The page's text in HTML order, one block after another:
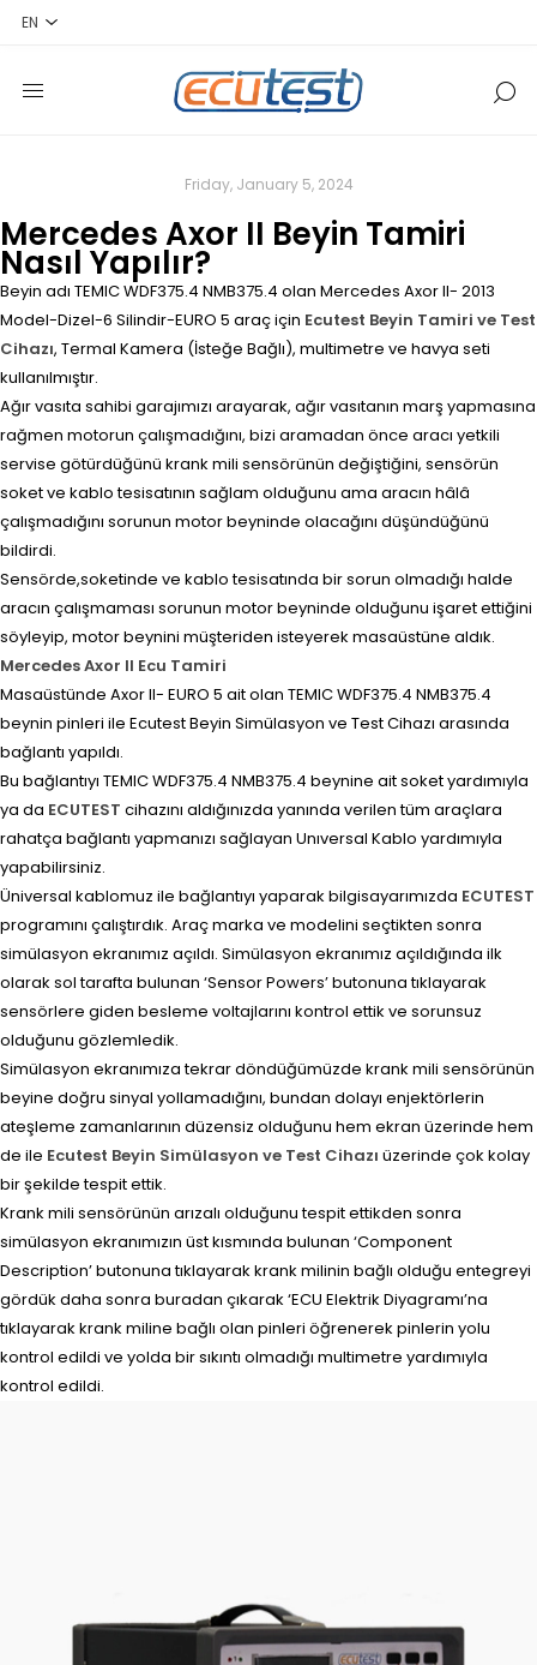
Friday, January 5, 2024
Mercedes Axor II Beyin Tamiri
Nasıl Yapılır?
Beyin adı TEMIC WDF375.4 NMB375.4 olan Mercedes Axor II- 2013
Model-Dizel-6 Silindir-EURO 5 araç için Ecutest Beyin Tamiri ve Test
Cihazı, Termal Kamera (İsteğe Bağlı), multimetre ve havya seti
kullanılmıştır.
Ağır vasıta sahibi garajımızı arayarak, ağır vasıtanın marş yapmasına
rağmen motorun çalışmadığını, bizi aramadan önce aracı yetkili
servise götürdüğünü krank mili sensörünün değiştiğini, sensörün
soket ve kablo tesisatının sağlam olduğunu ama aracın hâlâ
çalışmadığını sorunun motor beyninde olacağını düşündüğünü
bildirdi.
Sensörde,soketinde ve kablo tesisatında bir sorun olmadığı halde
aracın çalışmaması sorunun motor beyninde olduğunu işaret ettiğini
söyleyip, motor beynini müşteriden isteyerek masaüstüne aldık.
Mercedes Axor II Ecu Tamiri
Masaüstünde Axor II- EURO 5 ait olan TEMIC WDF375.4 NMB375.4
beynin pinleri ile Ecutest Beyin Simülasyon ve Test Cihazı arasında
bağlantı yapıldı.
Bu bağlantıyı TEMIC WDF375.4 NMB375.4 beynine ait soket yardımıyla
ya da ECUTEST cihazını aldığınızda yanında verilen tüm araçlara
rahatça bağlantı yapmanızı sağlayan Unıversal Kablo yardımıyla
yapabilirsiniz.
Üniversal kablomuz ile bağlantıyı yaparak bilgisayarımızda ECUTEST
programını çalıştırdık. Araç marka ve modelini seçtikten sonra
simülasyon ekranımız açıldı. Simülasyon ekranımız açıldığında ilk
olarak sol tarafta bulunan ‘Sensor Powers’ butonuna tıklayarak
sensörlere giden besleme voltajlarını kontrol ettik ve sorunsuz
olduğunu gözlemledik.
Simülasyon ekranımıza tekrar döndüğümüzde krank mili sensörünün
beyine doğru sinyal yollamadığını, bundan dolayı enjektörlerin
ateşleme zamanlarının düzensiz olduğunu hem ekran üzerinde hem
de ile Ecutest Beyin Simülasyon ve Test Cihazı üzerinde çok kolay
bir şekilde tespit ettik.
Krank mili sensörünün arızalı olduğunu tespit ettikden sonra
simülasyon ekranımızın üst kısmında bulunan ‘Component
Description’ butonuna tıklayarak krank milinin bağlı olduğu entegreyi
gördük daha sonra buradan çıkarak ‘ECU Elektrik Diyagramı’na
tıklayarak krank miline bağlı olan pinleri öğrenerek pinlerin yolu
kontrol edildi ve yolda bir sıkıntı olmadığı multimetre yardımıyla
kontrol edildi.